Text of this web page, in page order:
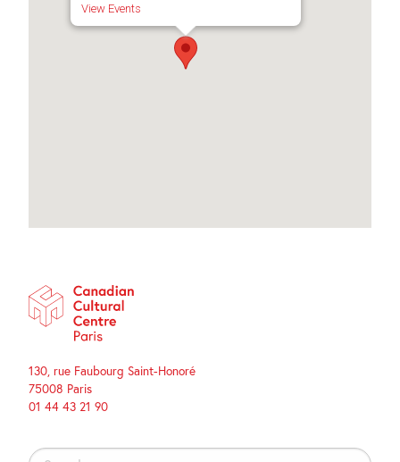
View Events
130, rue Faubourg Saint-Honoré
75008 Paris
01 44 43 21 90
Search